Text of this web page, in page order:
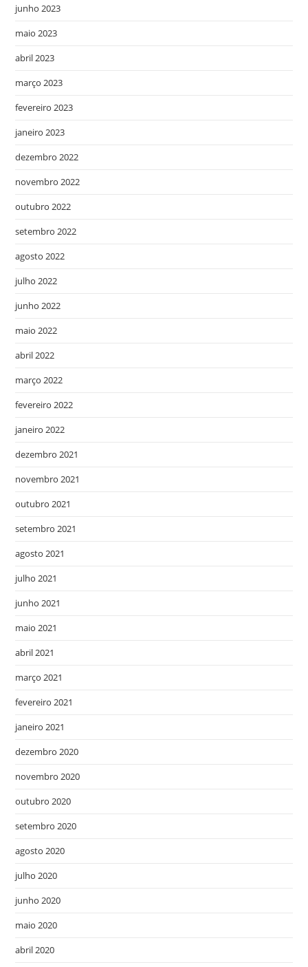
junho 2023
maio 2023
abril 2023
março 2023
fevereiro 2023
janeiro 2023
dezembro 2022
novembro 2022
outubro 2022
setembro 2022
agosto 2022
julho 2022
junho 2022
maio 2022
abril 2022
março 2022
fevereiro 2022
janeiro 2022
dezembro 2021
novembro 2021
outubro 2021
setembro 2021
agosto 2021
julho 2021
junho 2021
maio 2021
abril 2021
março 2021
fevereiro 2021
janeiro 2021
dezembro 2020
novembro 2020
outubro 2020
setembro 2020
agosto 2020
julho 2020
junho 2020
maio 2020
abril 2020